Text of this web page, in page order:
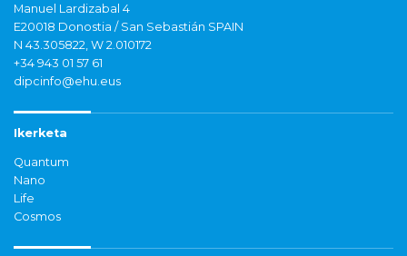
Manuel Lardizabal 4
E20018 Donostia / San Sebastián SPAIN
N 43.305822, W 2.010172
+34 943 01 57 61
dipcinfo@ehu.eus
Ikerketa
Quantum
Nano
Life
Cosmos